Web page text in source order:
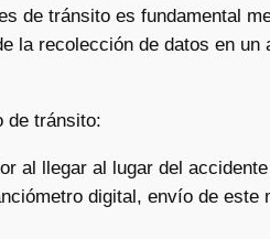
de tránsito es fundamental
la recolección de datos en
de tránsito:
al llegar al lugar del
digital, envío de